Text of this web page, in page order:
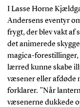
I Lasse Horne
Andersens eventyr
frygt, der blev vakt af
det animerede
magica-forestillinger,
lærred kunne skabe
væsener eller afdøde
forklarer. ”Når
væsenerne dukkede